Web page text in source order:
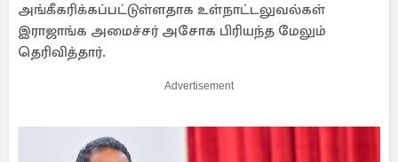
அங்கீகரிக்கப்பட்டுள்ளதாக உள்நாட்டலுவல்கள்
இராஜாங்க அமைச்சர் அசோக பிரியந்த மேலும்
தெரிவித்தார்.
Advertisement